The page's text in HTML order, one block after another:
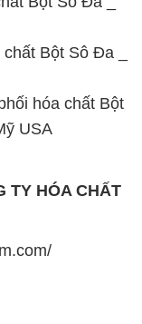
Bột Sô Đa _
hóa chất Bột
USA
TY HÓA CHẤT